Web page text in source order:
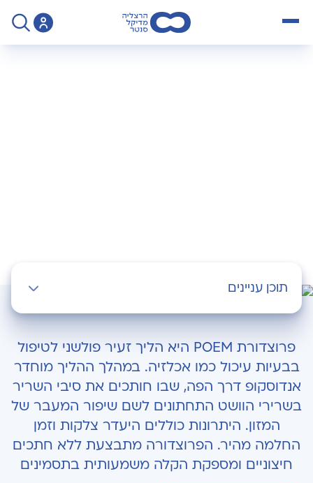
תוכן עניינים
מי עשוי להזדקק לפרוצדורת POEM?
איך מתכוננים לפרוצדורת POEM?
מה קורה במהלך הטיפול?
התאוששות מפרוצדורת POEM
איזה גורמי סיכון קיימים?
פרוצדורת POEM היא הליך זעיר פולשני לטיפול
בבעיות עיכול כמו אכלזיה. במהלך ההליך מוחדר
אנדוסקופ דרך הפה, שבו חותכים את סיבי השריר
בשרירי הוושט התחתונים לשם שיפור המעבר של
המזון. היתרונות כוללים היעדר צלקות וזמן
החלמה מהיר. הפרוצדורה מתבצעת ללא חתכים
חיצוניים ומספקת הקלה משמעותית בתסמינים